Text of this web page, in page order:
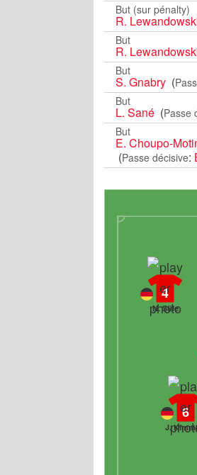
But (sur pénalty)
R.
But
R.
But
S. Gnabry (
But
L. Sané (Passe
But
E. Choupo-
(Passe décisive:
4
N. Süle
6
J.